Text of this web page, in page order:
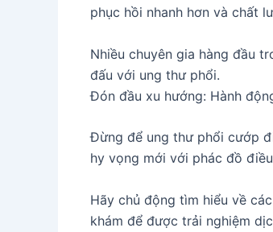
phục hồi nhanh hơn và chất
Nhiều chuyên gia hàng đầu
đấu với ung thư phổi.
Đón đầu xu hướng: Hành
Đừng để ung thư phổi cướp
hy vọng mới với phác đồ
Hãy chủ động tìm hiểu về
khám để được trải nghiệm